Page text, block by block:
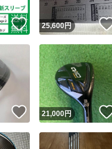
いいね！
25,600円
いいね！
21,000円